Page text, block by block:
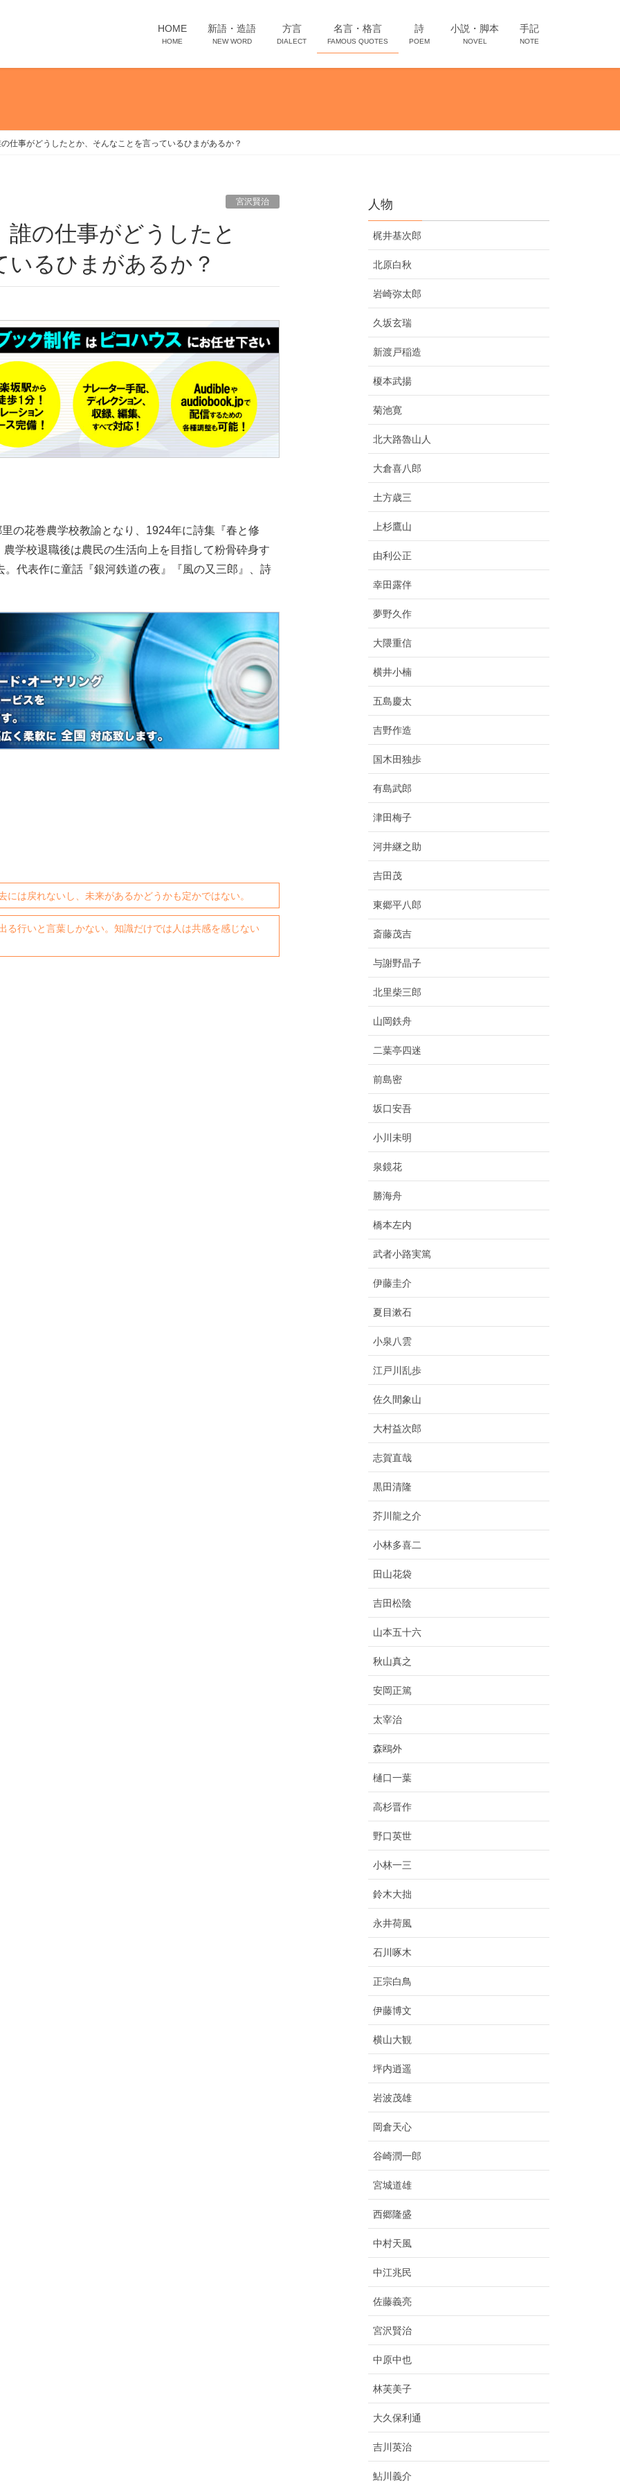
HOME
HOME
新語・造語
NEW WORD
方言
DIALECT
名言・格言
FAMOUS QUOTES
詩
POEM
小説・脚本
NOVEL
手記
NOTE
仕事がどうしたとか、そんなことを言っているひまがあるか？
宮沢賢治
るひまがあるか？
の花巻農学校教諭となり、1924年に詩集『春と修
学校退職後は農民の生活向上を目指して粉骨砕身す
代表作に童話『銀河鉄道の夜』『風の又三郎』、詩
は戻れないし、未来があるかどうかも定かではない。
る行いと言葉しかない。知識だけでは人は共感を感じない
人物
梶井基次郎
北原白秋
岩崎弥太郎
久坂玄瑞
新渡戸稲造
榎本武揚
菊池寛
北大路魯山人
大倉喜八郎
土方歳三
上杉鷹山
由利公正
幸田露伴
夢野久作
大隈重信
横井小楠
五島慶太
吉野作造
国木田独歩
有島武郎
津田梅子
河井継之助
吉田茂
東郷平八郎
斎藤茂吉
与謝野晶子
北里柴三郎
山岡鉄舟
二葉亭四迷
前島密
坂口安吾
小川未明
泉鏡花
勝海舟
橋本左内
武者小路実篤
伊藤圭介
夏目漱石
小泉八雲
江戸川乱歩
佐久間象山
大村益次郎
志賀直哉
黒田清隆
芥川龍之介
小林多喜二
田山花袋
吉田松陰
山本五十六
秋山真之
安岡正篤
太宰治
森鴎外
樋口一葉
高杉晋作
野口英世
小林一三
鈴木大拙
永井荷風
石川啄木
正宗白鳥
伊藤博文
横山大観
坪内逍遥
岩波茂雄
岡倉天心
谷崎潤一郎
宮城道雄
西郷隆盛
中村天風
中江兆民
佐藤義亮
宮沢賢治
中原中也
林芙美子
大久保利通
吉川英治
鮎川義介